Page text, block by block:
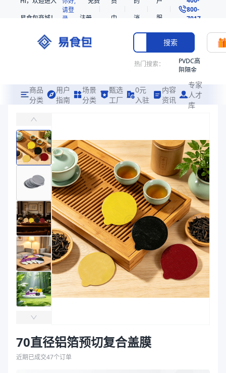
易食包商城！
请登
录
注册
中
消
息
服
务
800-
7017
搜索
热门搜索：
PVDC高
阻隔金
共挤热
收缩袋
共挤热
收缩袋
221360
烤箱袋
221330
SE53
热收缩
拉伸膜
商品
分类
用户
指南
场景
分类
甄选
工厂
0元
入驻
内容
资讯
专家
人才
库
易食包（EPAK）专注于70直径铝箔预切复合盖膜包装，提供详尽的规
价格：￥0.08
商品参数
商品分类
盖膜
产品结构
PET6/AL65/RCPP50
121
直径（mm）
70
本色
产品结构
PET6/AL65/RCPP50
厚度（μm）
121
直径（mm）
70
本色
商品图片
70直径铝箔预切复合盖膜
近期已成交47个订单